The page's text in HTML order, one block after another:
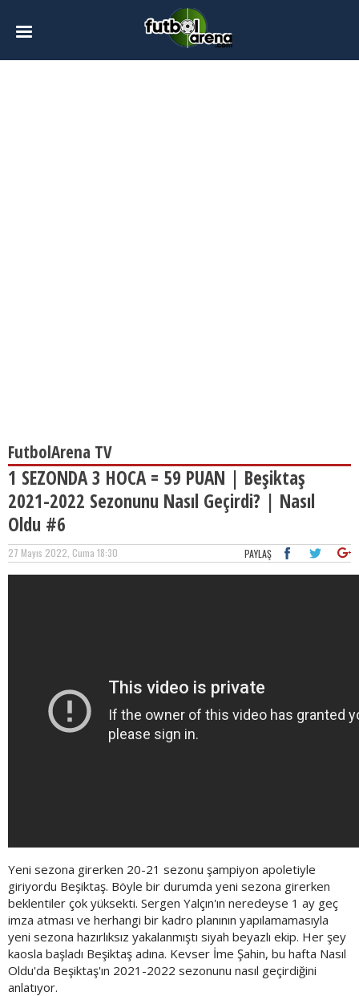
FutbolArena TV
1 SEZONDA 3 HOCA = 59 PUAN | Beşiktaş
2021-2022 Sezonunu Nasıl Geçirdi? | Nasıl
Oldu #6
27 Mayıs 2022, Cuma 18:30 PAYLAŞ
Yeni sezona girerken 20-21 sezonu şampiyon apoletiyle
giriyordu Beşiktaş. Böyle bir durumda yeni sezona girerken
beklentiler çok yüksekti. Sergen Yalçın'ın neredeyse 1 ay geç
imza atması ve herhangi bir kadro planının yapılamamasıyla
yeni sezona hazırlıksız yakalanmıştı siyah beyazlı ekip. Her şey
kaosla başladı Beşiktaş adına. Kevser İme Şahin, bu hafta Nasıl
Oldu'da Beşiktaş'ın 2021-2022 sezonunu nasıl geçirdiğini
anlatıyor.